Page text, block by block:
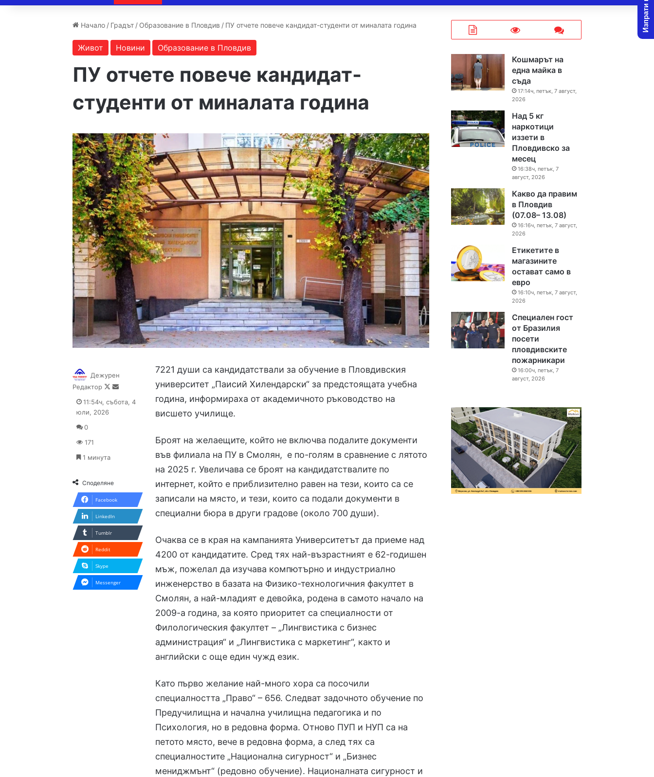
Начало / Градът / Образование в Пловдив / ПУ отчете повече кандидат-студенти от миналата година
Живот Новини Образование в Пловдив
ПУ отчете повече кандидат-
студенти от миналата година
7221 души са кандидатствали за обучение в Пловдивския
университет „Паисий Хилендарски“ за предстоящата учебна
година, информираха от академичното ръководство на
висшето училище.
Броят на желаещите, който не включва подалите документи
във филиала на ПУ в Смолян, е по-голям в сравнение с лятото
на 2025 г. Увеличава се броят на кандидатствалите по
интернет, който е приблизително равен на тези, които са се
записали на място, и тези, които са подали документи в
специални бюра в други градове (около 700 души).
Очаква се в края на кампанията Университетът да приеме над
4200 от кандидатите. Сред тях най-възрастният е 62-годишен
мъж, пожелал да изучава компютърно и индустриално
инженерство в базата на Физико-технологичния факултет в
Смолян, а най-младият е девойка, родена в самото начало на
2009-а година, за която приоритет са специалности от
Филологическия факултет – „Лингвистика с бизнес
администрация“ и „Лингвистика с маркетинг“, както и
английски с още един чужд език.
Като първо желание най-много хора са посочили
специалността „Право“ – 656. Следват задочното обучение по
Предучилищна и начална училищна педагогика и по
Психология, но в редовна форма. Отново ПУП и НУП са на
петото място, вече в редовна форма, а след тях са
специалностите „Национална сигурност“ и „Бизнес
мениджмънт“ (редовно обучение). Националната сигурност и
Дежурен
Редактор
Follow
X
Send
email
11:54ч, събота, 4
юли, 2026
0
171
1 минута
Споделяне
Facebook
LinkedIn
Tumblr
Reddit
Skype
Messenger
Кошмарът на
една майка в
съда
17:14ч, петък, 7 август,
2026
Над 5 кг
наркотици
иззети в
Пловдивско за
месец
16:38ч, петък, 7
август, 2026
Какво да правим
в Пловдив
(07.08– 13.08)
16:16ч, петък, 7 август,
2026
Етикетите в
магазините
остават само в
евро
16:10ч, петък, 7 август,
2026
Специален гост
от Бразилия
посети
пловдивските
пожарникари
16:00ч, петък, 7
август, 2026